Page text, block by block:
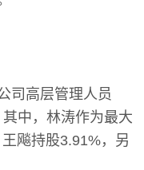
司高层管理人员
中，林涛作为最大
飚持股3.91%，另